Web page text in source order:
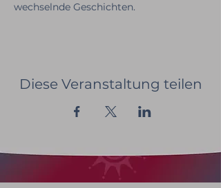
wechselnde Geschichten.
Diese Veranstaltung teilen